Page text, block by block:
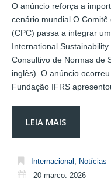
O anúncio reforça a
cenário mundial O
(CPC) passa a integrar
International
Consultivo de Normas de
inglês). O anúncio
Fundação IFRS
LEIA MAIS
Internacional
Notícias
20 março, 2026